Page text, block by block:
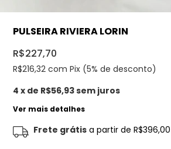
PULSEIRA RIVIERA LORIN
R$227,70
R$216,32 com Pix (5% de desconto)
4 x de R$56,93sem juros
Ver mais detalhes
Frete grátis a partir de R$396,00